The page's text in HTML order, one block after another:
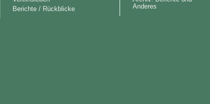
Berichte / Rückblicke
Anderes